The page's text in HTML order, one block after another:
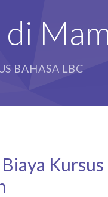
BAHASA LBC
Kursus